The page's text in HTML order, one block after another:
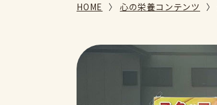
HOME 心の栄養コンテンツ